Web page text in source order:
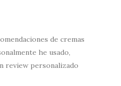
de cremas
he usado,
review personalizado